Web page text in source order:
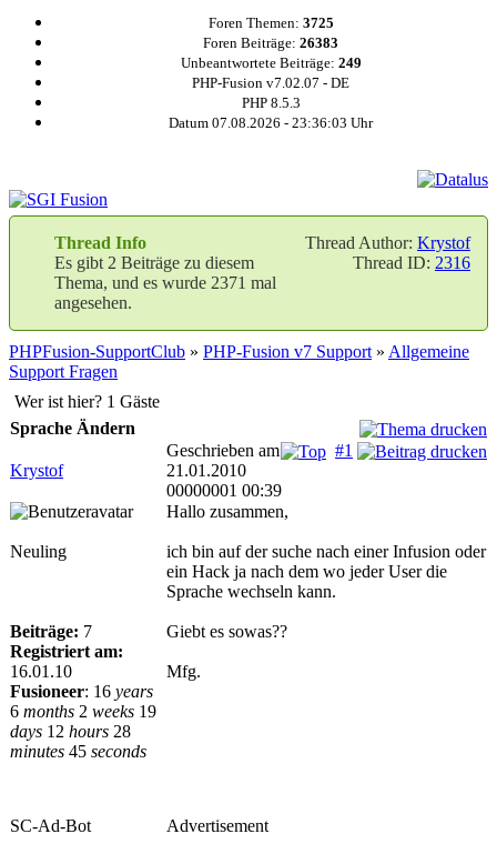
Foren Themen: 3725
Foren Beiträge: 26383
Unbeantwortete Beiträge: 249
PHP-Fusion v7.02.07 - DE
PHP 8.5.3
Datum 07.08.2026 - 23:36:03 Uhr
Thread Author: Krystof
Thread ID: 2316
Thread Info
Es gibt 2 Beiträge zu diesem
Thema, und es wurde 2371 mal
angesehen.
PHPFusion-SupportClub » PHP-Fusion v7 Support » Allgemeine
Support Fragen
Wer ist hier? 1 Gäste
Sprache Ändern
Krystof
#1
Geschrieben am
21.01.2010
00000001 00:39
Neuling
Beiträge: 7
Registriert am:
16.01.10
Fusioneer: 16 years
6 months 2 weeks 19
days 12 hours 28
minutes 45 seconds
Hallo zusammen,
ich bin auf der suche nach einer Infusion oder
ein Hack ja nach dem wo jeder User die
Sprache wechseln kann.
Giebt es sowas??
Mfg.
SC-Ad-Bot Advertisement